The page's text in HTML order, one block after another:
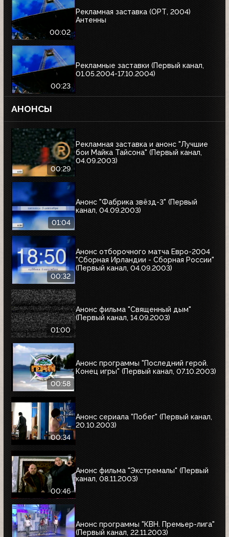
00:02
Рекламная заставка (ОРТ, 2004)
Антенны
00:23
Рекламные заставки (Первый канал,
01.05.2004-17.10.2004)
АНОНСЫ
00:29
Рекламная заставка и анонс "Лучшие
бои Майка Тайсона" (Первый канал,
04.09.2003)
01:04
Анонс "Фабрика звёзд-3" (Первый
канал, 04.09.2003)
00:32
Анонс отборочного матча Евро-2004
"Сборная Ирландии - Сборная России"
(Первый канал, 04.09.2003)
01:00
Анонс фильма "Священный дым"
(Первый канал, 14.09.2003)
00:58
Анонс программы "Последний герой.
Конец игры" (Первый канал, 07.10.2003)
00:34
Анонс сериала "Побег" (Первый канал,
20.10.2003)
00:46
Анонс фильма "Экстремалы" (Первый
канал, 08.11.2003)
Анонс программы "КВН. Премьер-лига"
(Первый канал, 22.11.2003)